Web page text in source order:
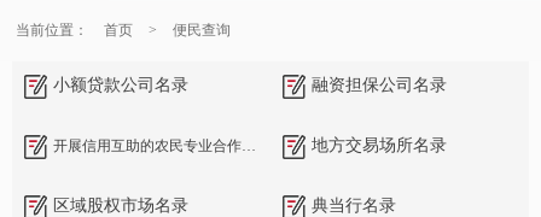
当前位置： 首页 > 便民查询
小额贷款公司名录 融资担保公司名录
开展信用互助的农民专业合作社名录 地方交易场所名录
区域股权市场名录 典当行名录